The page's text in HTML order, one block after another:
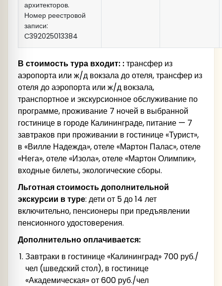
архитекторов.
Номер реестровой
записи:
С392025013384
В стоимость тура входит: :трансфер из
аэропорта или ж/д вокзала до отеля, трансфер из
отеля до аэропорта или ж/д вокзала,
транспортное и экскурсионное обслуживание по
программе, проживание 7 ночей в выбранной
гостинице в городе Калининграде, питание — 7
завтраков при проживании в гостинице «Турист»,
в «Вилле Надежда», отеле «Мартон Палас», отеле
«Нега», отеле «Изола», отеле «Мартон Олимпик»,
входные билеты, экологические сборы.
Льготная стоимость дополнительной
экскурсии в туре: дети от 5 до 14 лет
включительно, пенсионеры при предъявлении
пенсионного удостоверения.
Дополнительно оплачивается:
Завтраки в гостинице «Калининград» 700 руб./
чел (шведский стол), в гостинице
«Академическая» от 600 руб./чел